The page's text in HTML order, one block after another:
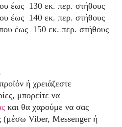
έως 130 εκ. περ. στήθους
έως 140 εκ. περ. στήθους
έως 150 εκ. περ. στήθους
ή χρειάζεστε
μπορείτε να
και θα χαρούμε να σας
(μέσω Viber, Messenger ή